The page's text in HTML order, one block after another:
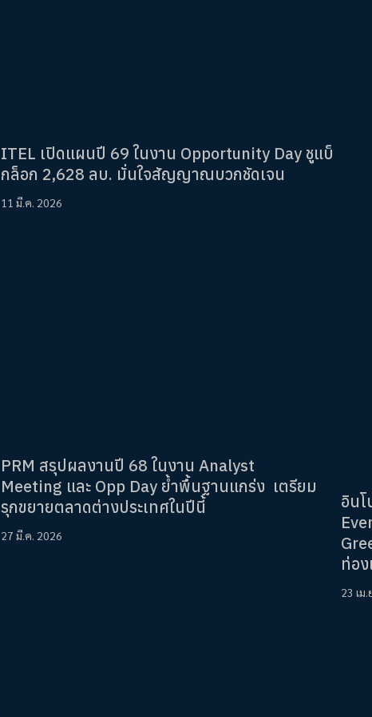
ITEL เปิดแผนปี 69 ในงาน Opportunity Day ชูแบ็
กล็อก 2,628 ลบ. มั่นใจสัญญาณบวกชัดเจน
11 มี.ค. 2026
PRM สรุปผลงานปี 68 ในงาน Analyst
Meeting และ Opp Day ย้ำพื้นฐานแกร่ง เตรียม
รุกขยายตลาดต่างประเทศในปีนี้
27 มี.ค. 2026
อิน
ท่อ
23 เม